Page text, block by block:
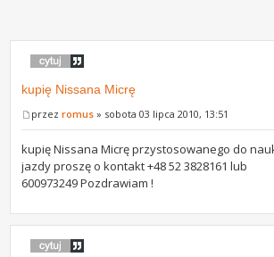
kupię Nissana Micrę
przezromus » sobota 03 lipca 2010, 13:51
kupię Nissana Micrę przystosowanego do
jazdy proszę o kontakt +48 52 3828161 lub
600973249 Pozdrawiam !